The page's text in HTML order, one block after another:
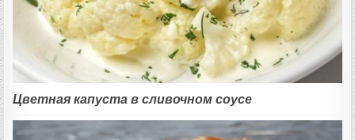
Цветная капуста в сливочном соусе